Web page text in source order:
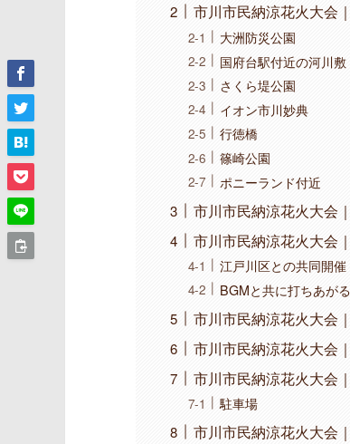
市川市民納涼花火大会
大洲防災公園
国府台駅付近の河川敷
さくら堤公園
イオン市川妙典
行徳橋
篠崎公園
ポニーランド付近
市川市民納涼花火大会
市川市民納涼花火大会
江戸川区との共同開催
BGMと共に打ちあがる
市川市民納涼花火大会
市川市民納涼花火大会
市川市民納涼花火大会
駐車場
市川市民納涼花火大会